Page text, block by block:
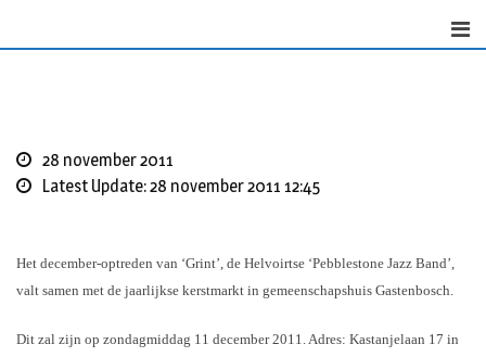
28 november 2011
Latest Update: 28 november 2011 12:45
Het december-optreden van ‘Grint’, de Helvoirtse ‘Pebblestone Jazz Band’,
valt samen met de jaarlijkse kerstmarkt in gemeenschapshuis Gastenbosch.
Dit zal zijn op zondagmiddag 11 december 2011. Adres: Kastanjelaan 17 in